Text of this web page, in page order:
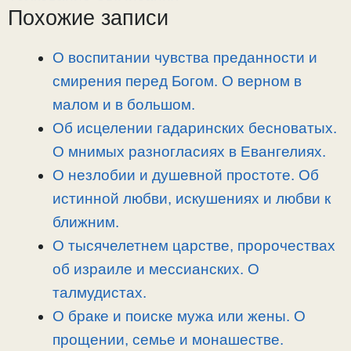
L
g
a
b
а
Похожие записи
О воспитании чувства преданности и
смирения перед Богом. О верном в
малом и в большом.
Об исцелении гадаринских бесноватых.
О мнимых разногласиях в Евангелиях.
О незлобии и душевной простоте. Об
истинной любви, искушениях и любви к
ближним.
О тысячелетнем царстве, пророчествах
об израиле и мессианских. О
талмудистах.
О браке и поиске мужа или жены. О
прощении, семье и монашестве.